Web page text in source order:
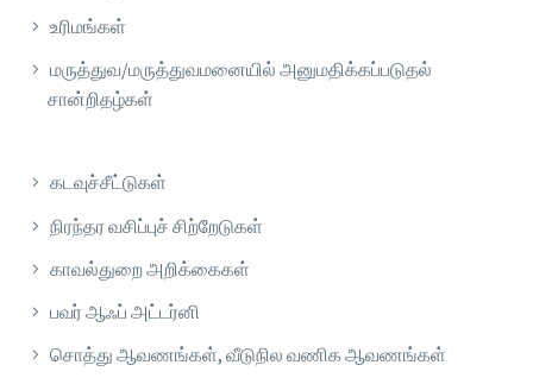
உரிமங்கள்
மருத்துவ/மருத்துவமனையில் அனுமதிக்கப்படுதல்
சான்றிதழ்கள்
கடவுச்சீட்டுகள்
நிரந்தர வசிப்புச் சிற்றேடுகள்
காவல்துறை அறிக்கைகள்
பவர் ஆஃப் அட்டர்னி
சொத்து ஆவணங்கள், வீடுநில வணிக ஆவணங்கள்